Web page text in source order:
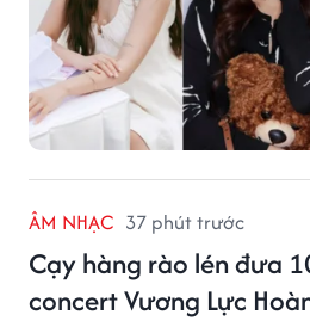
ÂM NHẠC 37 phút trước
Cạy hàng rào lén đưa
concert Vương Lực